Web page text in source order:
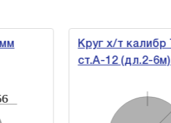
Круг х/т калибр
ст.А-12 (дл.2-6м)